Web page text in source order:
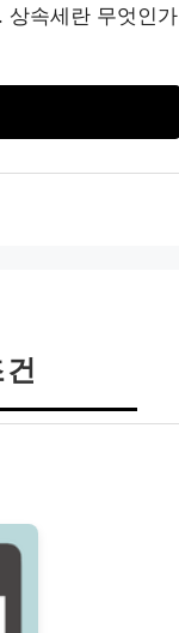
상속세란 무엇인가